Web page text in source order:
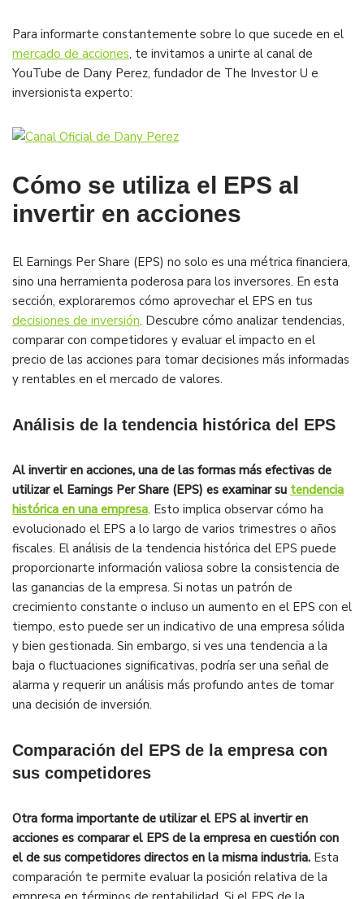
Para informarte constantemente sobre lo que sucede en el
mercado de acciones, te invitamos a unirte al canal de
YouTube de Dany Perez, fundador de The Investor U e
inversionista experto:
Cómo se utiliza el EPS al
invertir en acciones
El Earnings Per Share (EPS) no solo es una métrica financiera,
sino una herramienta poderosa para los inversores. En esta
sección, exploraremos cómo aprovechar el EPS en tus
decisiones de inversión. Descubre cómo analizar tendencias,
comparar con competidores y evaluar el impacto en el
precio de las acciones para tomar decisiones más informadas
y rentables en el mercado de valores.
Análisis de la tendencia histórica del EPS
Al invertir en acciones, una de las formas más efectivas de
utilizar el Earnings Per Share (EPS) es examinar su tendencia
histórica en una empresa. Esto implica observar cómo ha
evolucionado el EPS a lo largo de varios trimestres o años
fiscales. El análisis de la tendencia histórica del EPS puede
proporcionarte información valiosa sobre la consistencia de
las ganancias de la empresa. Si notas un patrón de
crecimiento constante o incluso un aumento en el EPS con el
tiempo, esto puede ser un indicativo de una empresa sólida
y bien gestionada. Sin embargo, si ves una tendencia a la
baja o fluctuaciones significativas, podría ser una señal de
alarma y requerir un análisis más profundo antes de tomar
una decisión de inversión.
Comparación del EPS de la empresa con
sus competidores
Otra forma importante de utilizar el EPS al invertir en
acciones es comparar el EPS de la empresa en cuestión con
el de sus competidores directos en la misma industria. Esta
comparación te permite evaluar la posición relativa de la